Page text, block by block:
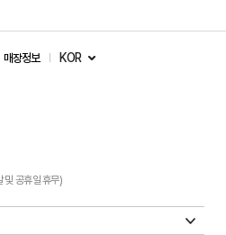
매장정보 KOR
공휴일 휴무)